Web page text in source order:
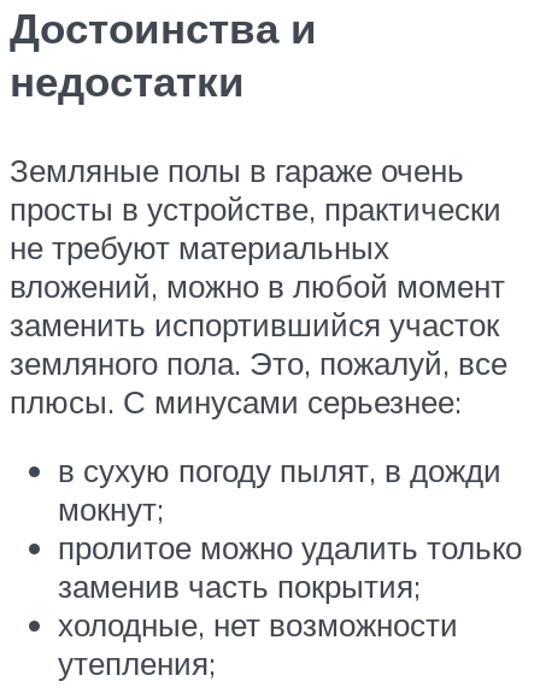
Достоинства и
недостатки
Земляные полы в гараже очень
просты в устройстве, практически
не требуют материальных
вложений, можно в любой момент
заменить испортившийся участок
земляного пола. Это, пожалуй, все
плюсы. С минусами серьезнее:
в сухую погоду пылят, в дожди
мокнут;
пролитое можно удалить только
заменив часть покрытия;
холодные, нет возможности
утепления;